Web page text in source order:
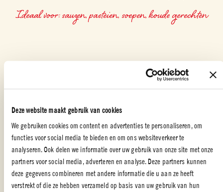
Deze website maakt gebruik van cookies
We gebruiken cookies om content en advertenties te personaliseren, om
functies voor social media te bieden en om ons websiteverkeer te
analyseren. Ook delen we informatie over uw gebruik van onze site met onze
partners voor social media, adverteren en analyse. Deze partners kunnen
deze gegevens combineren met andere informatie die u aan ze heeft
verstrekt of die ze hebben verzameld op basis van uw gebruik van hun
Ideaal voor: sauzen, pasteien, soepen, koude gerechten
HOE WORDT HET GEMAAKT?